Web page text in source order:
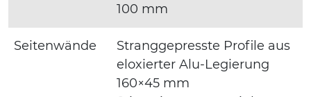
100 mm
Seitenwände
Stranggepresste Profile aus
eloxierter Alu-Legierung
160×45 mm